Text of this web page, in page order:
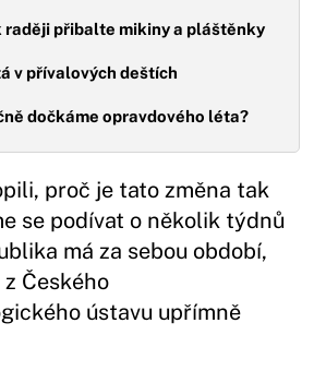
raději přibalte mikiny a pláštěnky
v přívalových deštích
dočkáme opravdového léta?
proč je tato změna tak
se podívat o několik týdnů
má za sebou období,
Českého
ústavu upřímně